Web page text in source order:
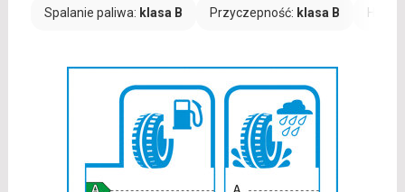
Spalanie paliwa: klasa B Przyczepność: klasa B Hałas: